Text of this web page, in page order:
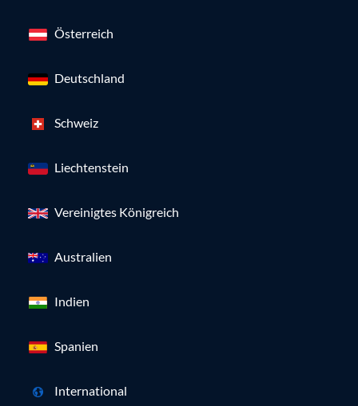
Österreich
Deutschland
Schweiz
Liechtenstein
Vereinigtes Königreich
Australien
Indien
Spanien
International